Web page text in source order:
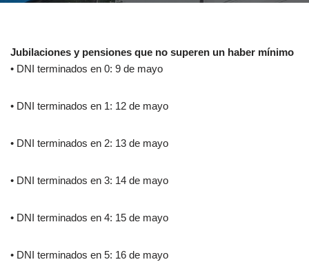
Jubilaciones y pensiones que no superen un haber mínimo
• DNI terminados en 0: 9 de mayo
• DNI terminados en 1: 12 de mayo
• DNI terminados en 2: 13 de mayo
• DNI terminados en 3: 14 de mayo
• DNI terminados en 4: 15 de mayo
• DNI terminados en 5: 16 de mayo